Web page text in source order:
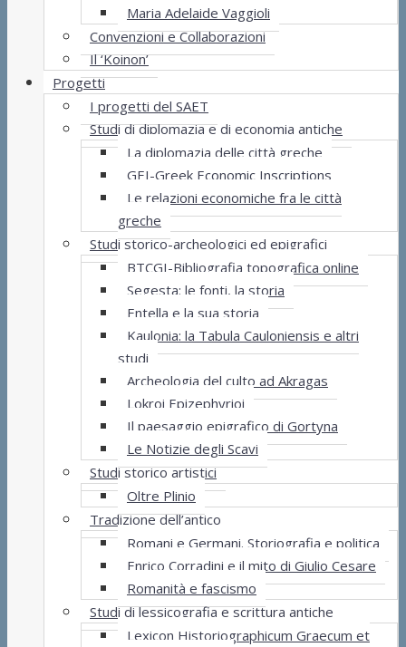
Maria Adelaide Vaggioli
Convenzioni e Collaborazioni
Il ‘Koinon’
Progetti
I progetti del SAET
Studi di diplomazia e di economia antiche
La diplomazia delle città greche
GEI-Greek Economic Inscriptions
Le relazioni economiche fra le città
greche
Studi storico-archeologici ed epigrafici
BTCGI-Bibliografia topografica online
Segesta: le fonti, la storia
Entella e la sua storia
Kaulonia: la Tabula Cauloniensis e altri
studi
Archeologia del culto ad Akragas
Lokroi Epizephyrioi
Il paesaggio epigrafico di Gortyna
Le Notizie degli Scavi
Studi storico artistici
Oltre Plinio
Tradizione dell’antico
Romani e Germani. Storiografia e politica
Enrico Corradini e il mito di Giulio Cesare
Romanità e fascismo
Studi di lessicografia e scrittura antiche
Lexicon Historiographicum Graecum et